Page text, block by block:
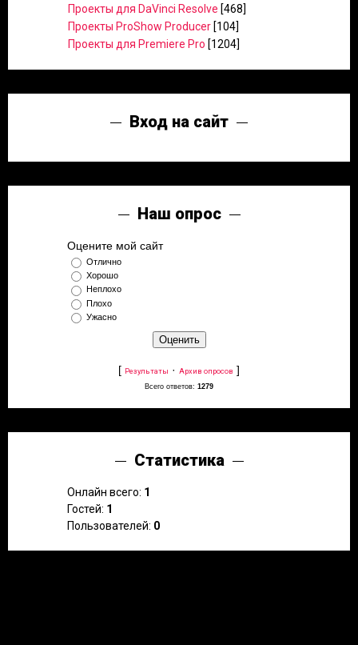
Проекты для DaVinci Resolve [468]
Проекты ProShow Producer [104]
Проекты для Premiere Pro [1204]
Вход на сайт
Наш опрос
Оцените мой сайт
Отлично
Хорошо
Неплохо
Плохо
Ужасно
[ Результаты · Архив опросов ]
Всего ответов: 1279
Статистика
Онлайн всего: 1
Гостей: 1
Пользователей: 0